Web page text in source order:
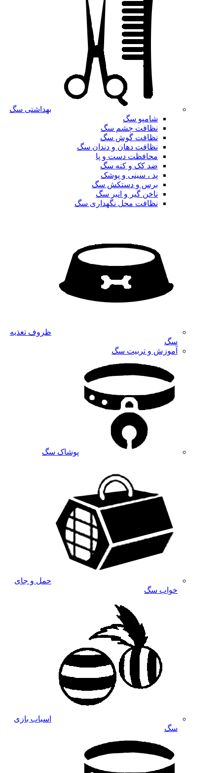
بهداشتی سگ
شامپو سگ
نظافت چشم سگ
نظافت گوش سگ
نظافت دهان و دندان سگ
محافظت دست و پا
ضد کک و کنه سگ
پد ، سینی و پوشک
برس و دستکش سگ
ناخن گیر و انبر سگ
نظافت محل نگهداری سگ
ظروف تغذیه
سگ
آموزش و تربیت سگ
پوشاک سگ
حمل و جای
خواب سگ
اسباب بازی
سگ